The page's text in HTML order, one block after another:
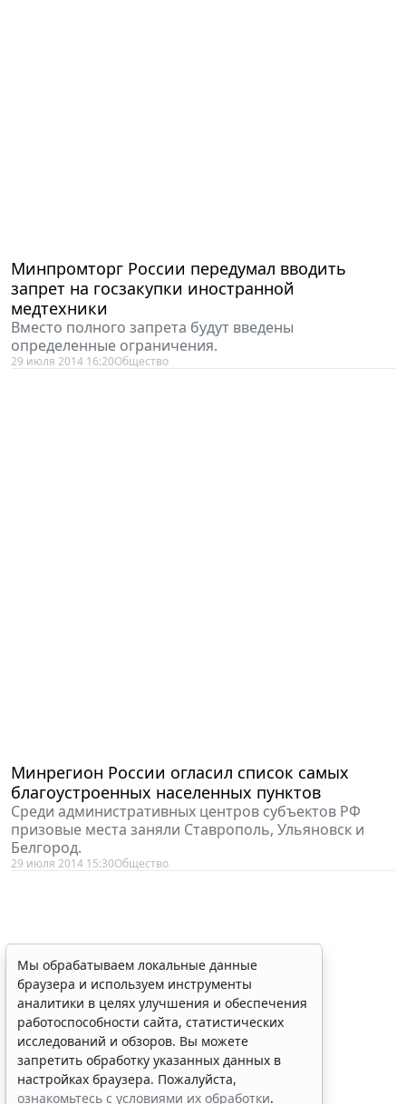
запрет на госзакупки иностранной
медтехники
Вместо полного запрета будут введены
определенные ограничения.
29 июля 2014 16:20Общество
благоустроенных населенных пунктов
Среди административных центров субъектов РФ
призовые места заняли Ставрополь, Ульяновск и
Белгород.
29 июля 2014 15:30
работоспособности сайта, статистических
исследований и обзоров. Вы можете
запретить обработку указанных данных в
настройках браузера. Пожалуйста,
ознакомьтесь с условиями их обработки.
Принять